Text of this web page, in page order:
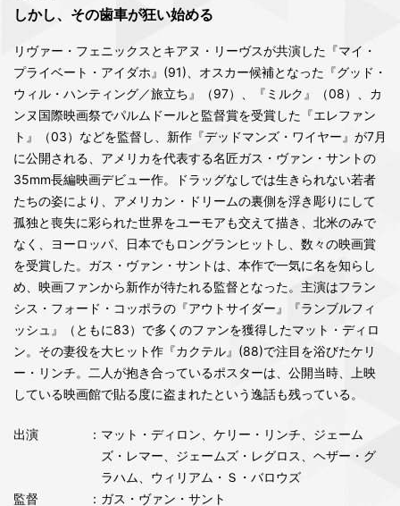
しかし、その歯車が狂い始める
リヴァー・フェニックスとキアヌ・リーヴスが共演した『マイ・
プライベート・アイダホ』(91)、オスカー候補となった『グッド・
ウィル・ハンティング／旅立ち』（97）、『ミルク』（08）、カ
ンヌ国際映画祭でパルムドールと監督賞を受賞した『エレファン
ト』（03）などを監督し、新作『デッドマンズ・ワイヤー』が7月
に公開される、アメリカを代表する名匠ガス・ヴァン・サントの
35mm長編映画デビュー作。ドラッグなしでは生きられない若者
たちの姿により、アメリカン・ドリームの裏側を浮き彫りにして
孤独と喪失に彩られた世界をユーモアも交えて描き、北米のみで
なく、ヨーロッパ、日本でもロングランヒットし、数々の映画賞
を受賞した。ガス・ヴァン・サントは、本作で一気に名を知らし
め、映画ファンから新作が待たれる監督となった。主演はフラン
シス・フォード・コッポラの『アウトサイダー』『ランブルフィ
ッシュ』（ともに83）で多くのファンを獲得したマット・ディロ
ン。その妻役を大ヒット作『カクテル』(88)で注目を浴びたケリ
ー・リンチ。二人が抱き合っているポスターは、公開当時、上映
している映画館で貼る度に盗まれたという逸話も残っている。
出演
：マット・ディロン、ケリー・リンチ、ジェーム
ズ・レマー、ジェームズ・レグロス、ヘザー・グ
ラハム、ウィリアム・Ｓ・バロウズ
監督
：ガス・ヴァン・サント